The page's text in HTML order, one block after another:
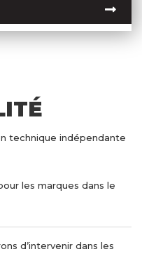
technique indépendante
les marques dans le
d’intervenir dans les